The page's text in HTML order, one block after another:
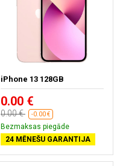
iPhone 13 128GB
0.00 €
0.00 € -0.00 €
Bezmaksas piegāde
24 MĒNEŠU GARANTIJA